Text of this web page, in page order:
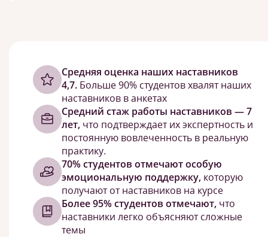
Cредняя оценка наших наставников
4,7. Больше 90% студентов хвалят наших
наставников в анкетах
Средний стаж работы наставников — 7
лет, что подтверждает их экспертность и
постоянную вовлеченность в реальную
практику.
70% студентов отмечают особую
эмоциональную поддержку, которую
получают от наставников на курсе
Более 95% студентов отмечают, что
наставники легко объясняют сложные
темы